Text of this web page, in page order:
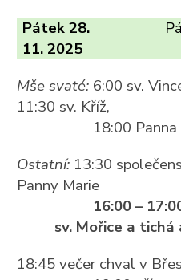
Pátek 28.
11. 2025
Mše svaté: 6:00 sv.
11:30 sv. Kříž,
18:00
Ostatní: 13:30
Panny Marie
16:00 –
sv. Mořice a tichá
18:45 večer chval v